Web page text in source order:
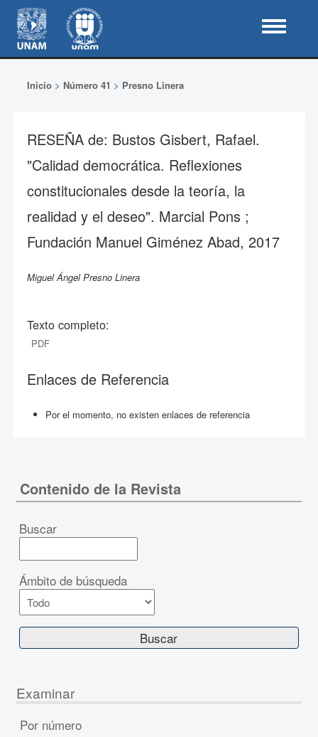
Inicio> Número 41 > Presno Linera
RESEÑA de: Bustos Gisbert, Rafael.
"Calidad democrática. Reflexiones
constitucionales desde la teoría, la
realidad y el deseo". Marcial Pons ;
Fundación Manuel Giménez Abad, 2017
Miguel Ángel Presno Linera
Texto completo:
PDF
Enlaces de Referencia
Por el momento, no existen enlaces de referencia
Contenido de la Revista
Buscar
Ámbito de búsqueda
Examinar
Por número